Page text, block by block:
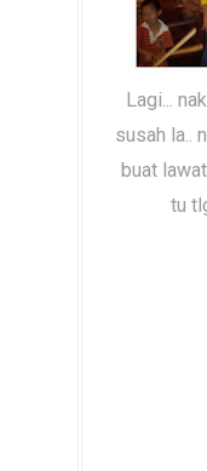
Lagi...
susah la..
buat
tu